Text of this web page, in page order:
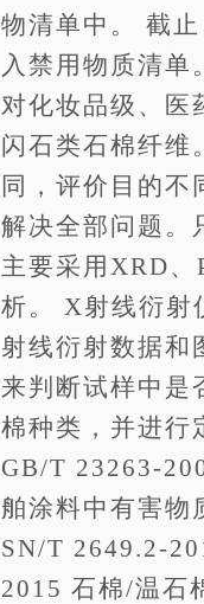
物清单中。 截
入禁用物质清
对化妆品级、医
闪石类石棉纤维
同，评价目的
解决全部问题。
主要采用XRD
析。 X射线衍射
射线衍射数据和
来判断试样中是
棉种类，并进行
GB/T 23263-
舶涂料中有害
SN/T 2649.2-
2015 石棉/温石